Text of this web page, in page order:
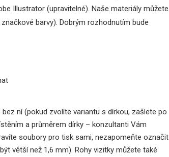
Illustrator (upravitelné). Naše materiály můžete
barvy). Dobrým rozhodnutím bude
ní (pokud zvolíte variantu s dírkou, zašlete po
a průměrem dírky – konzultanti Vám
soubory pro tisk sami, nezapomeňte označit
větší než 1,6 mm). Rohy vizitky můžete také